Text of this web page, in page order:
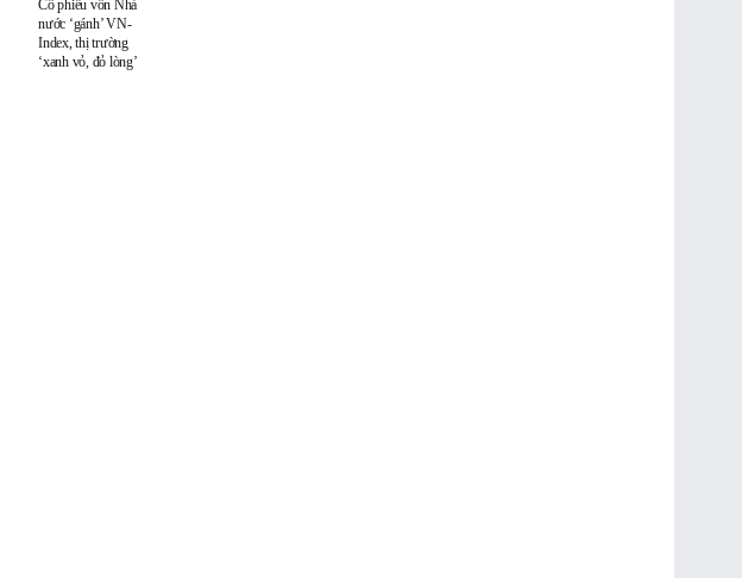
Cổ phiếu vốn Nhà
nước ‘gánh’ VN-
Index, thị trường
‘xanh vỏ, đỏ lòng’